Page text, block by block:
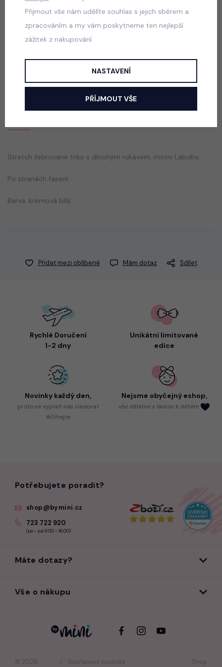
Stretch žebrované triko s dlouhým rukávem, motiv Labubu.
Po stranách řasení.
Barva: krémová bílá
Přidat mezi oblíbené Mám dotaz Sdílet
Rychlé Doručení
1-2 dny
Unikátní limitované
edice
Novinky každý den,
protose vyplatí nás sledovat
#číhejte
Nejsme obyčejný eshop,
vše děláme s láskou k dětem
© 2026 Nastavení cookies Shop
Potřebujete poradit?
shop@bymini.cz
723 722 920
(po - pá 9:00 - 16:00)
Máte dotazy?
Vše o nákupu
Přijmout vše nám udělíte souhlas s jejich sběrem a
zpracováním a my vám poskytneme ten nejlepší
zážitek z nakupování.
NASTAVENÍ
PŘÍJMOUT VŠE